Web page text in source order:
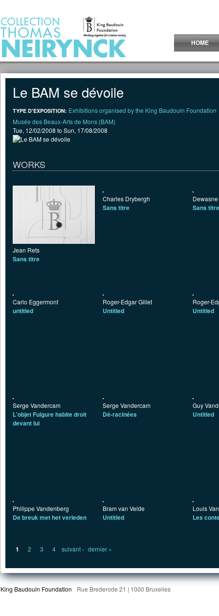
HOME
Le BAM se dévoile
TYPE D'EXPOSITION: Exhibitions organised by the King Baudouin Foundation
Musée des Beaux-Arts de Mons (BAM)
Tue, 12/02/2008 to Sun, 17/08/2008
WORKS
Jean Rets
Sans titre
Charles Drybergh
Sans titre
Dewasne
Sans titre
Carlo Eggermont
untitled
Roger-Edgar Gillet
Untitled
Roger-
Untitled
Serge Vandercam
L'objet Fulgure habite droit
devant lui
Serge Vandercam
Dé-racinées
Guy
Untitled
Philippe Vandenberg
De breuk met het verleden
Bram van Velde
Untitled
Louis
Les
1 2 3 4 suivant › dernier »
King Baudouin Foundation Rue Brederode 21 | 1000 Bruxelles